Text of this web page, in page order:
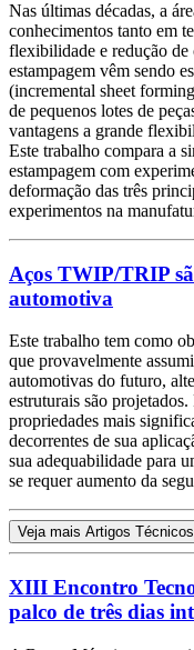
Nas últimas décadas, a
conhecimentos tanto em
flexibilidade e redução de
estampagem vêm sendo
(incremental sheet
de pequenos lotes de
vantagens a grande
Este trabalho compara a
estampagem com
deformação das três
experimentos na
Aços TWIP/TRIP
automotiva
Este trabalho tem como
que provavelmente
automotivas do futuro,
estruturais são
propriedades mais
decorrentes de sua
sua adequabilidade para
se requer aumento da
Veja mais Artigos Técnicos
XIII Encontro
palco de três dias